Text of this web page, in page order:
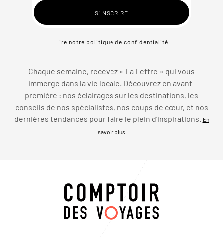
Lire notre politique de confidentialité
Chaque semaine, recevez « La Lettre » qui vous
immerge dans la vie locale. Découvrez en avant-
première : nos éclairages sur les destinations, les
conseils de nos spécialistes, nos coups de cœur, et nos
dernières tendances pour faire le plein d’inspirations.
En
savoir plus